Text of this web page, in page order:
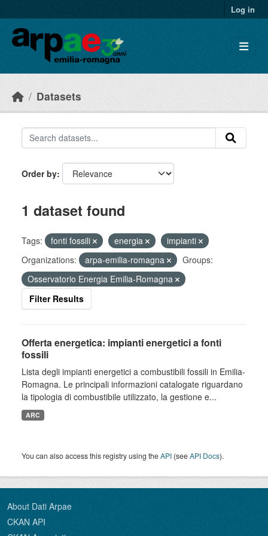
Log in
Datasets
Order by
1 dataset found
Tags: fonti fossili energia
impianti
Organizations:
arpa-emilia-romagna
Groups:
Osservatorio Energia Emilia-Romagna
Filter Results
Offerta energetica: impianti energetici a fonti
fossili
Lista degli impianti energetici a combustibili fossili in Emilia-
Romagna. Le principali informazioni catalogate riguardano
la tipologia di combustibile utilizzato, la gestione e...
ARC
You can also access this registry using theAPI (seeAPI Docs).
About Dati Arpae
CKAN API